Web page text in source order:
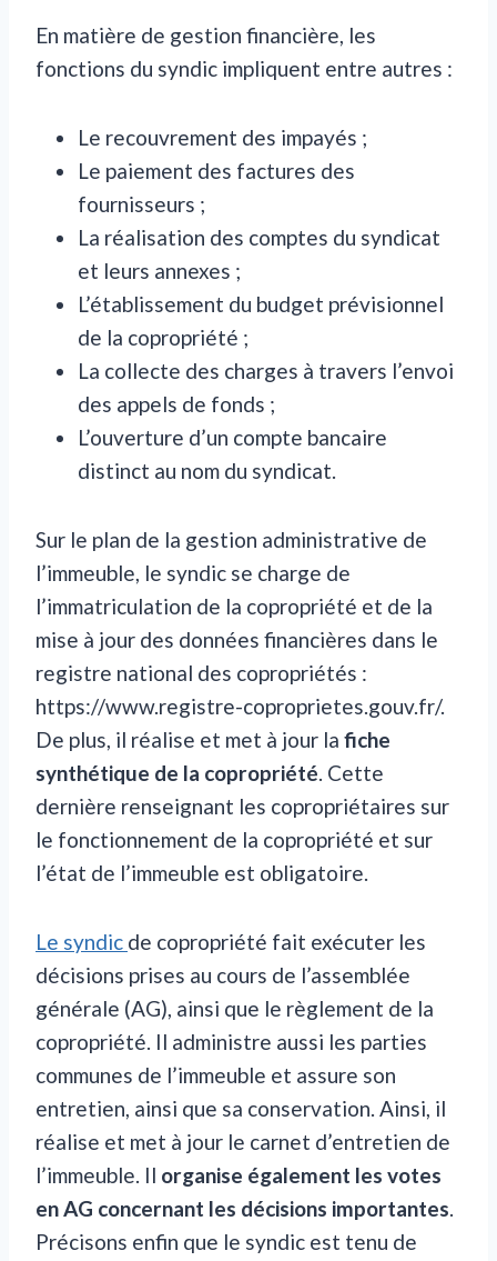
En matière de gestion financière, les
fonctions du syndic impliquent entre autres :
Le recouvrement des impayés ;
Le paiement des factures des
fournisseurs ;
La réalisation des comptes du syndicat
et leurs annexes ;
L’établissement du budget prévisionnel
de la copropriété ;
La collecte des charges à travers l’envoi
des appels de fonds ;
L’ouverture d’un compte bancaire
distinct au nom du syndicat.
Sur le plan de la gestion administrative de
l’immeuble, le syndic se charge de
l’immatriculation de la copropriété et de la
mise à jour des données financières dans le
registre national des copropriétés :
https://www.registre-coproprietes.gouv.fr/.
De plus, il réalise et met à jour la fiche
synthétique de la copropriété. Cette
dernière renseignant les copropriétaires sur
le fonctionnement de la copropriété et sur
l’état de l’immeuble est obligatoire.
Le syndic de copropriété fait exécuter les
décisions prises au cours de l’assemblée
générale (AG), ainsi que le règlement de la
copropriété. Il administre aussi les parties
communes de l’immeuble et assure son
entretien, ainsi que sa conservation. Ainsi, il
réalise et met à jour le carnet d’entretien de
l’immeuble. Il organise également les votes
en AG concernant les décisions importantes.
Précisons enfin que le syndic est tenu de